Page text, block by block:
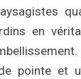
en
pointe et